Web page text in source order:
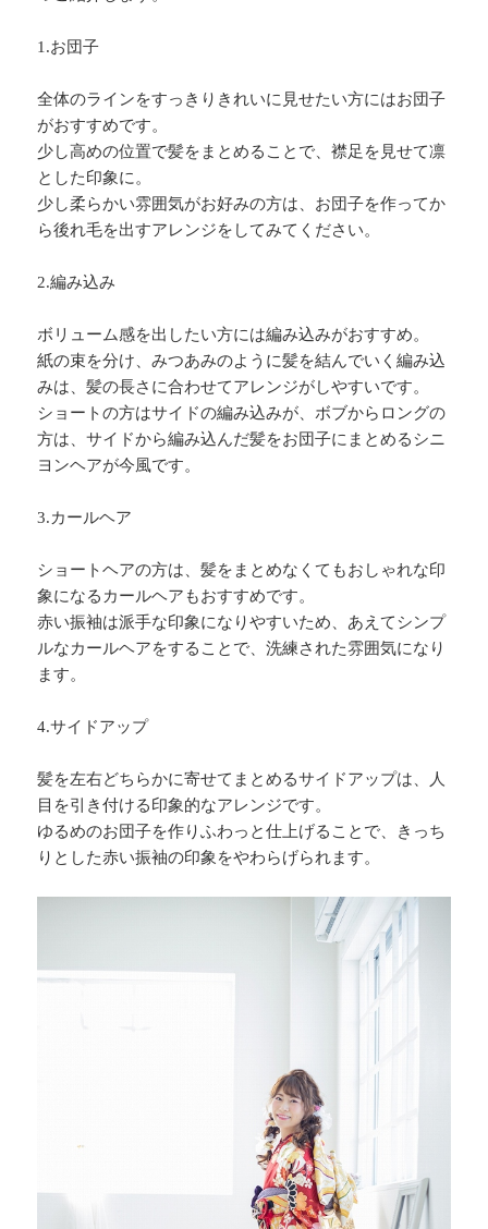
1.お団子
全体のラインをすっきりきれいに見せたい方にはお団子
がおすすめです。
少し高めの位置で髪をまとめることで、襟足を見せて凛
とした印象に。
少し柔らかい雰囲気がお好みの方は、お団子を作ってか
ら後れ毛を出すアレンジをしてみてください。
2.編み込み
ボリューム感を出したい方には編み込みがおすすめ。
紙の束を分け、みつあみのように髪を結んでいく編み込
みは、髪の長さに合わせてアレンジがしやすいです。
ショートの方はサイドの編み込みが、ボブからロングの
方は、サイドから編み込んだ髪をお団子にまとめるシニ
ヨンヘアが今風です。
3.カールヘア
ショートヘアの方は、髪をまとめなくてもおしゃれな印
象になるカールヘアもおすすめです。
赤い振袖は派手な印象になりやすいため、あえてシンプ
ルなカールヘアをすることで、洗練された雰囲気になり
ます。
4.サイドアップ
髪を左右どちらかに寄せてまとめるサイドアップは、人
目を引き付ける印象的なアレンジです。
ゆるめのお団子を作りふわっと仕上げることで、きっち
りとした赤い振袖の印象をやわらげられます。